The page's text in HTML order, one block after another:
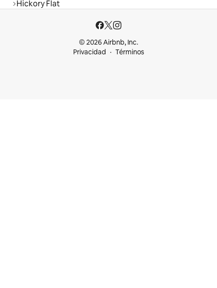
Hickory Flat
© 2026 Airbnb, Inc.
Privacidad
Términos